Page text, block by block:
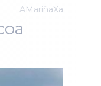
AMariñaXa